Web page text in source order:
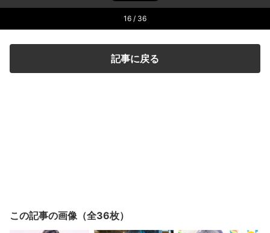
16 / 36
記事に戻る
この記事の画像（全36枚）